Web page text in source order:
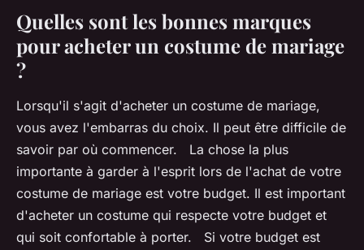
Quelles sont les bonnes marques
pour acheter un costume de mariage
?
Lorsqu'il s'agit d'acheter un costume de mariage,
vous avez l'embarras du choix. Il peut être difficile de
savoir par où commencer. La chose la plus
importante à garder à l'esprit lors de l'achat de votre
costume de mariage est votre budget. Il est important
d'acheter un costume qui respecte votre budget et
qui soit confortable à porter. Si votre budget est